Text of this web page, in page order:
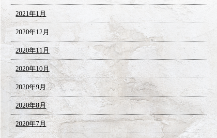
2021年1月
2020年12月
2020年11月
2020年10月
2020年9月
2020年8月
2020年7月